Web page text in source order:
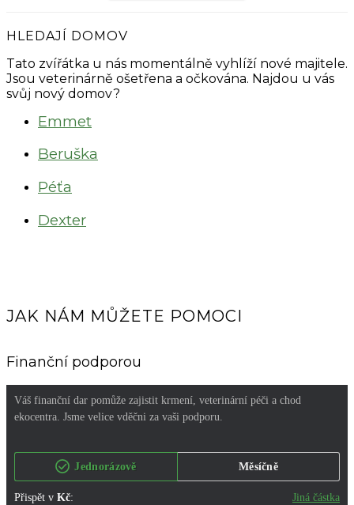
HLEDAJÍ DOMOV
Tato zvířátka u nás momentálně vyhlíží nové majitele.
Jsou veterinárně ošetřena a očkována. Najdou u vás
svůj nový domov?
Emmet
Beruška
Péťa
Dexter
JAK NÁM MŮŽETE POMOCI
Finanční podporou